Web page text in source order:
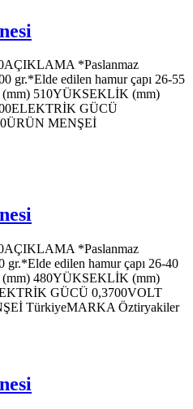
*Paslanmaz
gr.*Elde edilen hamur çapı 26-55
510YÜKSEKLİK (mm)
GÜCÜ
MENŞEİ
*Paslanmaz
gr.*Elde edilen hamur çapı 26-40
480YÜKSEKLİK (mm)
GÜCÜ 0,3700VOLT
TürkiyeMARKA Öztiryakiler